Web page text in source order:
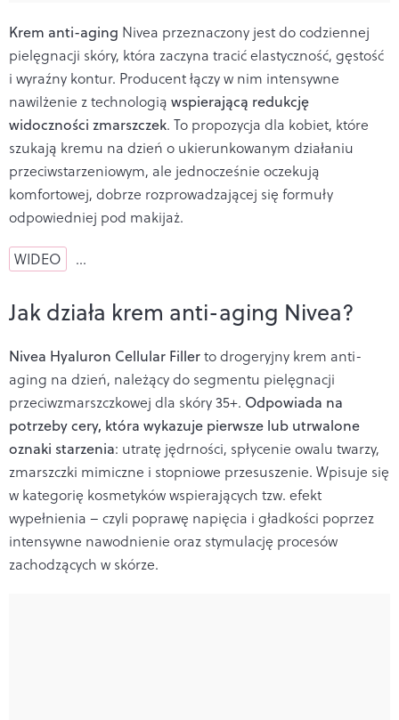
Krem anti-aging Nivea przeznaczony jest do codziennej
pielęgnacji skóry, która zaczyna tracić elastyczność, gęstość
i wyraźny kontur. Producent łączy w nim intensywne
nawilżenie z technologią wspierającą redukcję
widoczności zmarszczek. To propozycja dla kobiet, które
szukają kremu na dzień o ukierunkowanym działaniu
przeciwstarzeniowym, ale jednocześnie oczekują
komfortowej, dobrze rozprowadzającej się formuły
odpowiedniej pod makijaż.
WIDEO …
Jak działa krem anti-aging Nivea?
Nivea Hyaluron Cellular Fillerto drogeryjny krem anti-
aging na dzień, należący do segmentu pielęgnacji
przeciwzmarszczkowej dla skóry 35+. Odpowiada na
potrzeby cery, która wykazuje pierwsze lub utrwalone
oznaki starzenia: utratę jędrności, spłycenie owalu twarzy,
zmarszczki mimiczne i stopniowe przesuszenie. Wpisuje się
w kategorię kosmetyków wspierających tzw. efekt
wypełnienia – czyli poprawę napięcia i gładkości poprzez
intensywne nawodnienie oraz stymulację procesów
zachodzących w skórze.